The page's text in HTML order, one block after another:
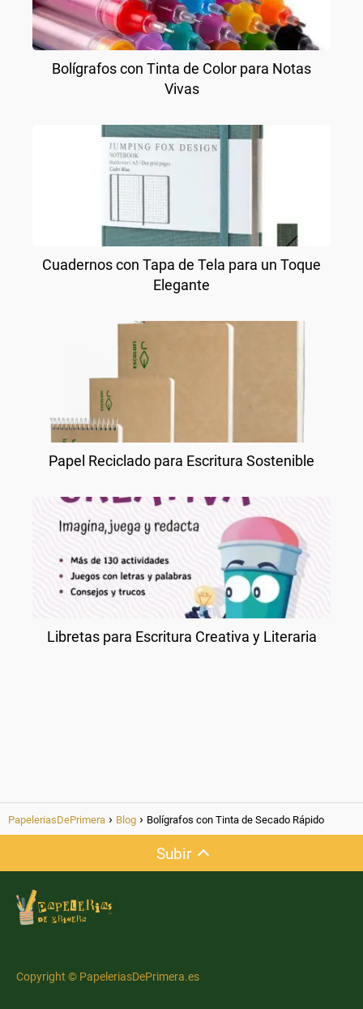
Bolígrafos con Tinta de Color para Notas
Vivas
Cuadernos con Tapa de Tela para un Toque
Elegante
Papel Reciclado para Escritura Sostenible
Libretas para Escritura Creativa y Literaria
PapeleriasDePrimera Blog Bolígrafos con Tinta de Secado Rápido
Subir
Copyright © PapeleriasDePrimera.es